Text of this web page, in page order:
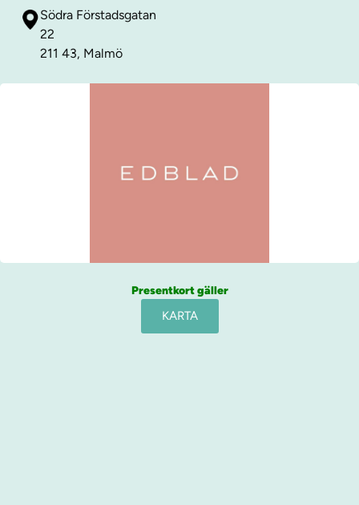
Södra Förstadsgatan
22
211 43, Malmö
Presentkort gäller
KARTA